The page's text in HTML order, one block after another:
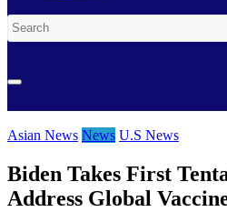
Asian News News U.S News
Biden Takes First
Address Global